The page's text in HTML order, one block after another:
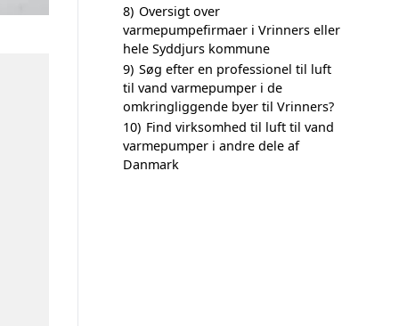
8) Oversigt over
varmepumpefirmaer i Vrinners eller
hele Syddjurs kommune
9) Søg efter en professionel til luft
til vand varmepumper i de
omkringliggende byer til Vrinners?
10) Find virksomhed til luft til vand
varmepumper i andre dele af
Danmark